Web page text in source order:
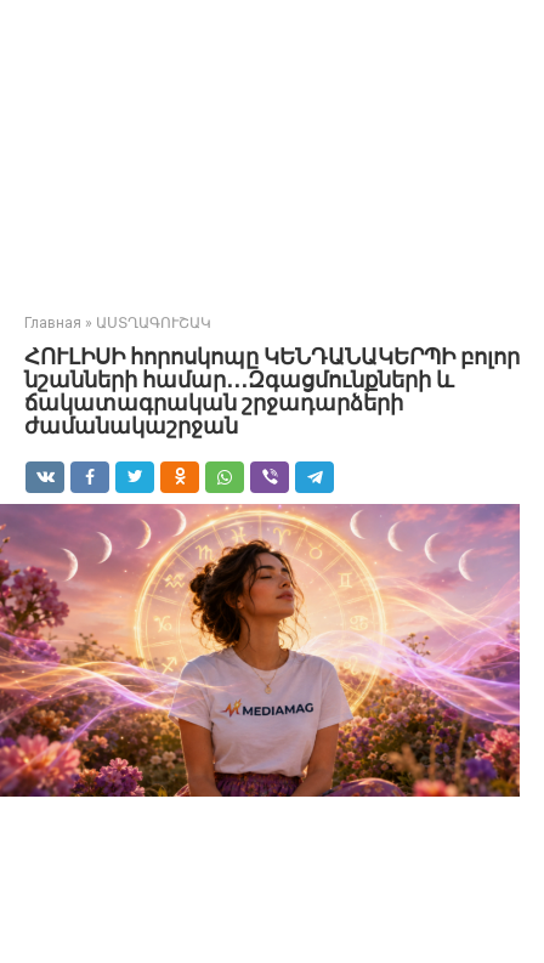
Главная » ԱՍՏՂԱԳՈՒՇԱԿ
ՀՈՒԼԻՍԻ հորոսկոպը ԿԵՆԴԱՆԱԿԵՐՊԻ բոլոր
նշանների համար․․․Զգացմունքների և
ճակատագրական շրջադարձերի
ժամանակաշրջան